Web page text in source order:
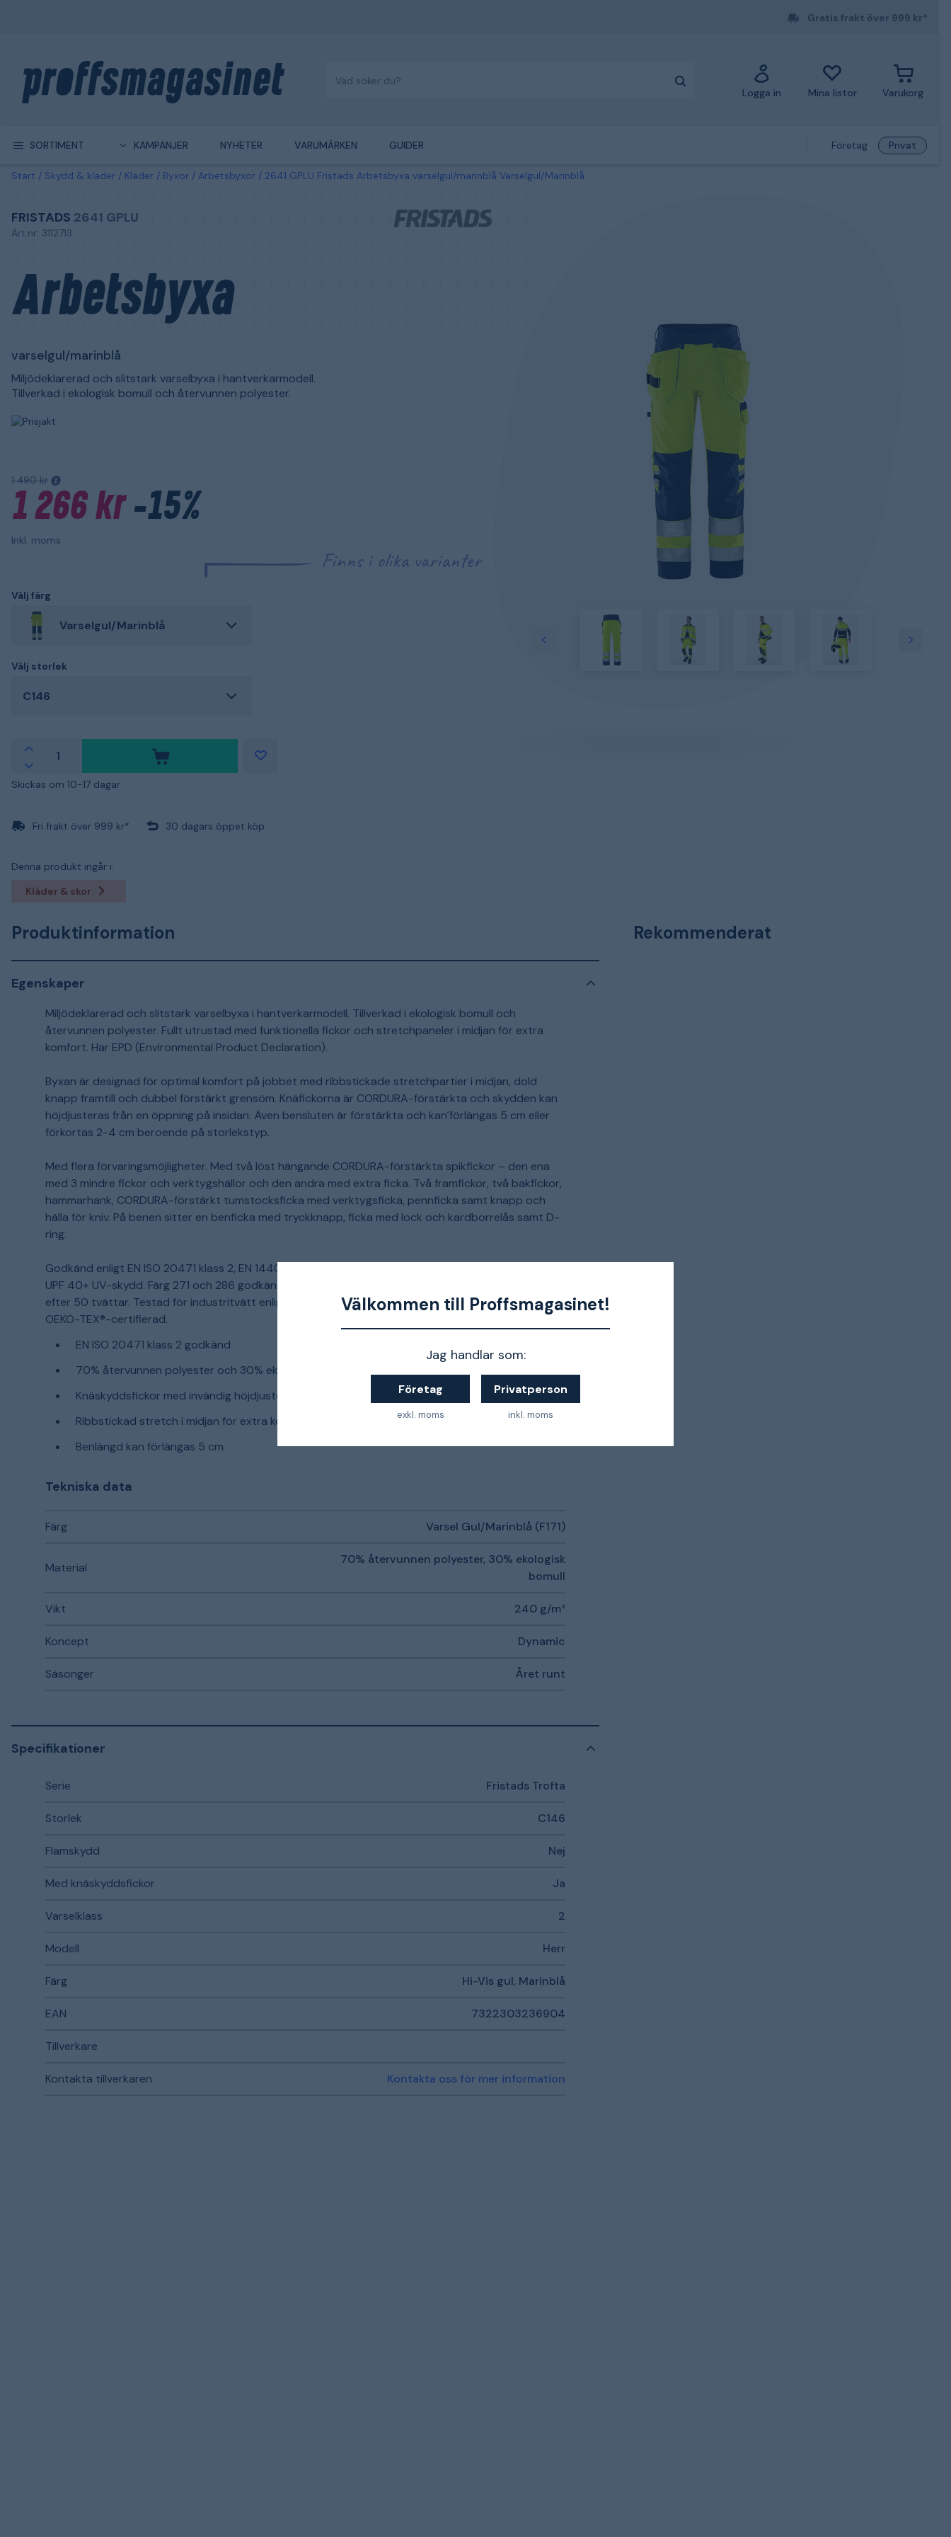
Välkommen till Proffsmagasinet!
Jag handlar som:
Företag
exkl. moms
Privatperson
inkl. moms
Gratis frakt över 999 kr*
Logga in Mina listor Varukorg
SORTIMENT KAMPANJER NYHETER VARUMÄRKEN GUIDER Företag Privat
Start Skydd & kläder Kläder Byxor Arbetsbyxor 2641 GPLU Fristads Arbetsbyxa varselgul/marinblå Varselgul/Marinblå
FRISTADS 2641 GPLU
Art.nr: 3112713
Arbetsbyxa
varselgul/marinblå
Miljödeklarerad och slitstark varselbyxa i hantverkarmodell.
Tillverkad i ekologisk bomull och återvunnen polyester.
1 490 kr
1 266 kr-15%
Inkl. moms
Finns i olika varianter
Välj färg
Varselgul/Marinblå
Välj storlek
C146
Skickas om 10-17 dagar
Fri frakt över 999 kr* 30 dagars öppet köp
Denna produkt ingår i:
Kläder & skor
Produktinformation
Egenskaper
Miljödeklarerad och slitstark varselbyxa i hantverkarmodell. Tillverkad i ekologisk bomull och
återvunnen polyester. Fullt utrustad med funktionella fickor och stretchpaneler i midjan för extra
komfort. Har EPD (Environmental Product Declaration).
Byxan är designad för optimal komfort på jobbet med ribbstickade stretchpartier i midjan, dold
knapp framtill och dubbel förstärkt grensöm. Knäfickorna är CORDURA-förstärkta och skydden kan
höjdjusteras från en öppning på insidan. Även bensluten är förstärkta och kan´förlängas 5 cm eller
förkortas 2-4 cm beroende på storlekstyp.
Med flera förvaringsmöjligheter. Med två löst hängande CORDURA-förstärkta spikfickor – den ena
med 3 mindre fickor och verktygshällor och den andra med extra ficka. Två framfickor, två bakfickor,
hammarhank, CORDURA-förstärkt tumstocksficka med verktygsficka, pennficka samt knapp och
hälla för kniv. På benen sitter en benficka med tryckknapp, ficka med lock och kardborrelås samt D-
ring.
Godkänd enligt EN ISO 20471 klass 2, EN 14404 tillsammans med knäskydd 124292 och EN 13758-2
UPF 40+ UV-skydd. Färg 271 och 286 godkända enligt RIS-3279-TOM för brittisk järnväg. Godkänd
efter 50 tvättar. Testad för industritvätt enligt ISO 15797. EPD reg.nr 3882 på environdec.com.
OEKO-TEX®-certifierad.
EN ISO 20471 klass 2 godkänd
70% återvunnen polyester och 30% ekologisk bomull
Knäskyddsfickor med invändig höjdjustering
Ribbstickad stretch i midjan för extra komfort
Benlängd kan förlängas 5 cm
Tekniska data
Färg Varsel Gul/Marinblå (F171)
Material
70% återvunnen polyester, 30% ekologisk
bomull
Vikt 240 g/m²
Koncept Dynamic
Säsonger Året runt
Specifikationer
Serie Fristads Trofta
Storlek C146
Flamskydd Nej
Med knäskyddsfickor Ja
Varselklass 2
Modell Herr
Färg Hi-Vis gul, Marinblå
EAN 7322303236904
Tillverkare
Kontakta tillverkaren Kontakta oss för mer information
Rekommenderat